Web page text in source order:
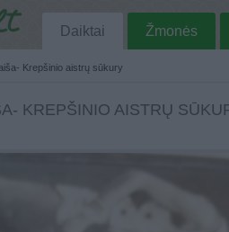
Daiktai Žmonės
Krepšinio aistrų sūkury
KREPŠINIO AISTRŲ